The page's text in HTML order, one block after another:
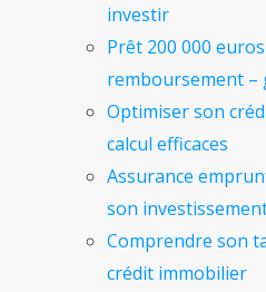
investir
Prêt 200 000
remboursement –
Optimiser son
calcul efficaces
Assurance
son
Comprendre son
crédit immobilier